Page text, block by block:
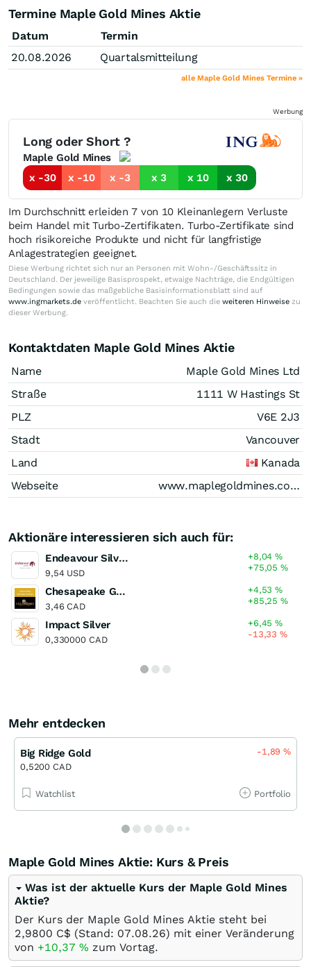
Termine Maple Gold Mines Aktie
Datum
Termin
20.08.2026
Quartalsmitteilung
alle Maple Gold Mines Termine »
Werbung
Long oder Short ?
Maple Gold Mines
x -30
x -10 x -3 x 3 x 10 x 30
Im Durchschnitt erleiden 7 von 10 Kleinanlegern Verluste
beim Handel mit Turbo-Zertifikaten. Turbo-Zertifikate sind
hoch risikoreiche Produkte und nicht für langfristige
Anlagestrategien geeignet.
Diese Werbung richtet sich nur an Personen mit Wohn-/Geschäftssitz in
Deutschland. Der jeweilige Basisprospekt, etwaige Nachträge, die Endgültigen
Bedingungen sowie das maßgebliche Basisinformationsblatt sind auf
www.ingmarkets.de veröffentlicht. Beachten Sie auch die weiteren Hinweise zu
dieser Werbung.
Kontaktdaten Maple Gold Mines Aktie
Name
Maple Gold Mines Ltd
Straße
1111 W Hastings St
PLZ
V6E 2J3
Stadt
Vancouver
Land
Kanada
Webseite
www.maplegoldmines.com
Aktionäre interessieren sich auch für:
Endeavour Silver
9,54 USD
+8,04%
+75,05%
Chesapeake Gold
3,46 CAD
+4,53%
+85,25%
Impact Silver
0,330000 CAD
+6,45%
-13,33%
Mehr entdecken
Big Ridge Gold
0,5200 CAD
-1,89%
Watchlist Portfolio
Maple Gold Mines Aktie: Kurs & Preis
Was ist der aktuelle Kurs der Maple Gold Mines
Aktie?
Der Kurs der Maple Gold Mines Aktie steht bei
2,9800 C$ (Stand: 07.08.26) mit einer Veränderung
von +10,37 % zum Vortag.